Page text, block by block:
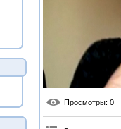
Просмотры: 0